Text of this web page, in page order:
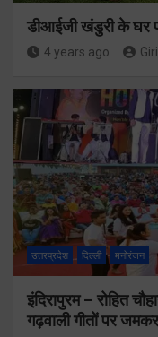
डीआईजी खंडुरी के घर
4 years ago
उत्तरप्रदेश दिल्ली मनोरंजन
इंदिरापुरम – रोहित
गढ़वाली गीतों पर